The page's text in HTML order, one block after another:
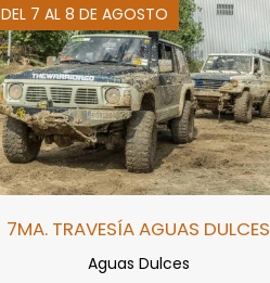
DEL 7 AL 8 DE AGOSTO
7MA. TRAVESÍA AGUAS DULCES
Aguas Dulces